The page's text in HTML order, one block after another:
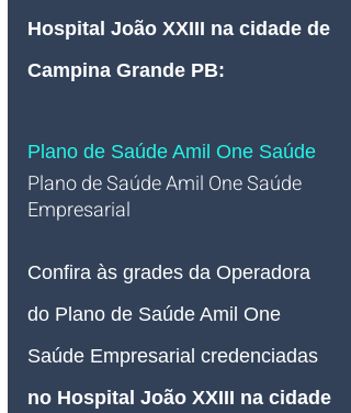
Hospital João XXIII na cidade de
Campina Grande PB:
Plano de Saúde Amil One Saúde
Plano de Saúde Amil One Saúde
Empresarial
Confira às grades da Operadora
do Plano de Saúde Amil One
Saúde Empresarial credenciadas
no Hospital João XXIII na cidade